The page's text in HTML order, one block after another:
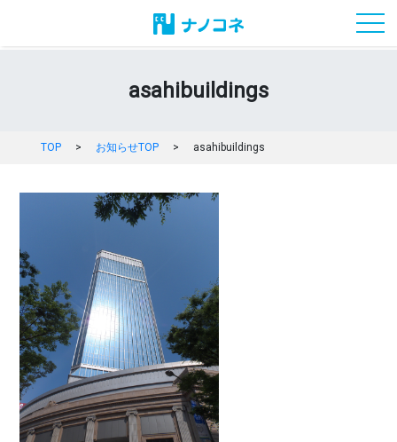
asahibuildings
TOP > お知らせTOP > asahibuildings